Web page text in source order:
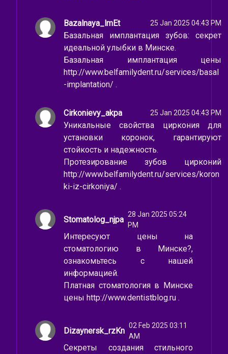
Bazalnaya_lmEt 25 Jan 2025 04:43 PM
Базальная имплантация зубов: секрет
идеальной улыбки в Минске.
Базальная имплантация цены
http://www.belfamilydent.ru/services/basal
-implantation/ .
Cirkonievy_akpa 25 Jan 2025 04:43 PM
Уникальные свойства циркония для
установки коронок, гарантируют
стойкость и надежность.
Протезирование зубов цирконий
http://www.belfamilydent.ru/services/koron
ki-iz-cirkoniya/ .
Stomatolog_njpa
28 Jan 2025 05:24
PM
Интересуют цены на
стоматологию в Минске?,
ознакомьтесь с нашей
информацией.
Платная стоматология в Минске
цены http://www.dentistblog.ru .
Dizaynersk_rzKn
02 Feb 2025 03:11
AM
Секреты создания стильного